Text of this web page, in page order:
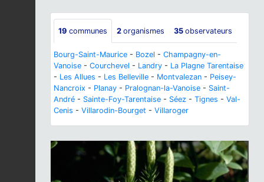
19 communes 2 organismes 35 observateurs
Bourg-Saint-Maurice - Bozel - Champagny-en-
Vanoise - Courchevel - Landry - La Plagne Tarentaise
- Les Allues - Les Belleville - Montvalezan - Peisey-
Nancroix - Planay - Pralognan-la-Vanoise - Saint-
André - Sainte-Foy-Tarentaise - Séez - Tignes - Val-
Cenis - Villarodin-Bourget - Villaroger